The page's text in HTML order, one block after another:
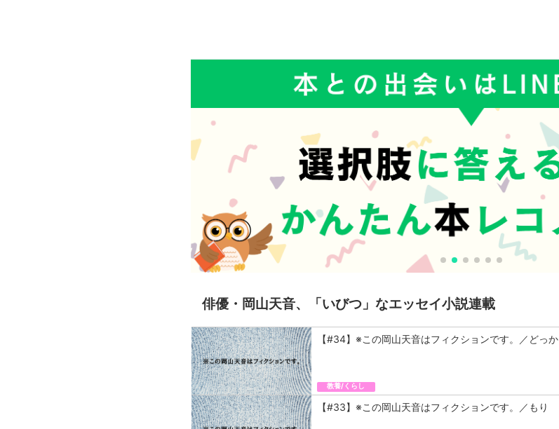
俳優・岡山天音、「いびつ」なエッセイ小説連載
【#34】※この岡山天音はフィクションです。／どっか
教養/くらし
【#33】※この岡山天音はフィクションです。／もり